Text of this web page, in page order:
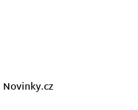
Novinky.cz